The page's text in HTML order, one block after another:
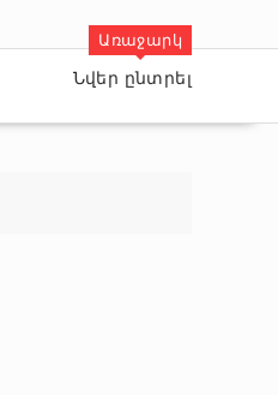
Առաջարկ
Նվեր ընտրել